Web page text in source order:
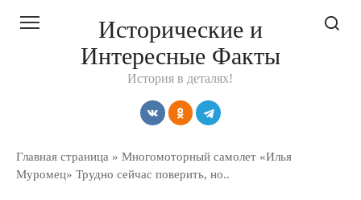
Исторические и
Интересные Факты
История в деталях!
Главная страница » Многомоторный самолет «Илья
Муромец» Трудно сейчас поверить, но..